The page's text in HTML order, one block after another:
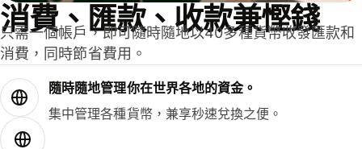
消費、匯款、收款兼慳錢
只需一個帳戶，即可隨時隨地以40多種貨幣收發匯款和
消費，同時節省費用。
隨時隨地管理你在世界各地的資金。
集中管理各種貨幣，兼享秒速兌換之便。